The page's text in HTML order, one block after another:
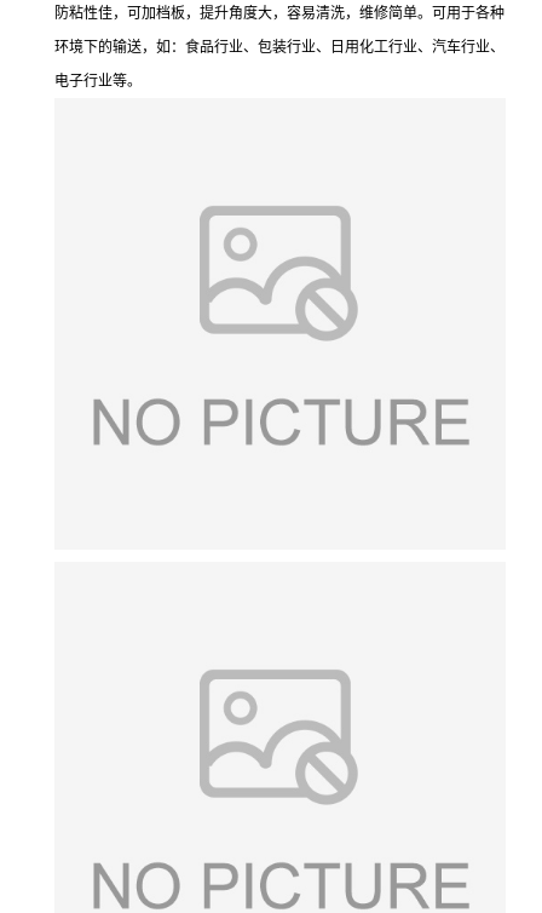
防粘性佳，可加档板，提升角度大，容易清洗，维修简单。可用于各种
环境下的输送，如：食品行业、包装行业、日用化工行业、汽车行业、
电子行业等。